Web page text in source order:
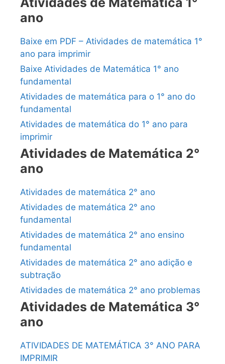
ano
Baixe em PDF – Atividades de matemática 1°
ano para imprimir
Baixe Atividades de Matemática 1° ano
fundamental
Atividades de matemática para o 1° ano do
fundamental
Atividades de matemática do 1° ano para
imprimir
Atividades de Matemática 2°
ano
Atividades de matemática 2° ano
Atividades de matemática 2° ano
fundamental
Atividades de matemática 2° ano ensino
fundamental
Atividades de matemática 2° ano adição e
subtração
Atividades de matemática 2° ano problemas
Atividades de Matemática 3°
ano
ATIVIDADES DE MATEMÁTICA 3° ANO PARA
IMPRIMIR